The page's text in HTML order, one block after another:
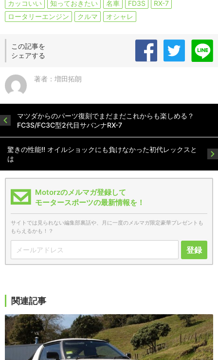
カッコいい 知っておきたい 名車 FD3S
RX-7
ロータリーエンジン
クルマ オシャレ
この記事を
シェアする
著者：増田拓朗
マツダからのパーツ復刻でまだまだこれからも楽しめる？
FC3S/FC3C型2代目サバンナRX-7
驚きの性能!! オイルショックにも負けなかった初代レックスと
は
Motorzのメルマガ登録して
モータースポーツの最新情報を！
サイトでは見られない編集部裏話や、月に一度のメルマガ限定豪華プレゼントも
もらえるかも！？
登録
関連記事